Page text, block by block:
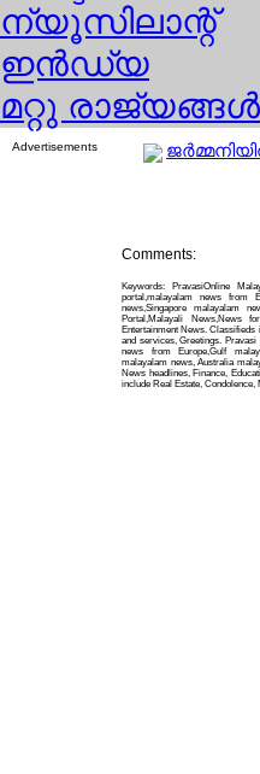
ന്യൂസിലാന്റ്
ഇന്‍ഡ്യ
മറ്റു രാജ്യങ്ങള്‍
Advertisements
Comments:
Keywords: PravasiOnline
portal,malayalam news from
news,Singapore malayalam
Portal,Malayali News,News
Entertainment News. Classifieds
and services, Greetings.
news from Europe,Gulf
malayalam news, Australia
News headlines, Finance,
include Real Estate,